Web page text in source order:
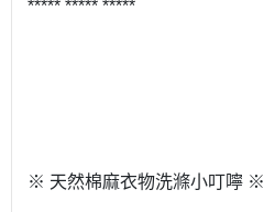
***** ***** *****
※ 天然棉麻衣物洗滌小叮嚀 ※